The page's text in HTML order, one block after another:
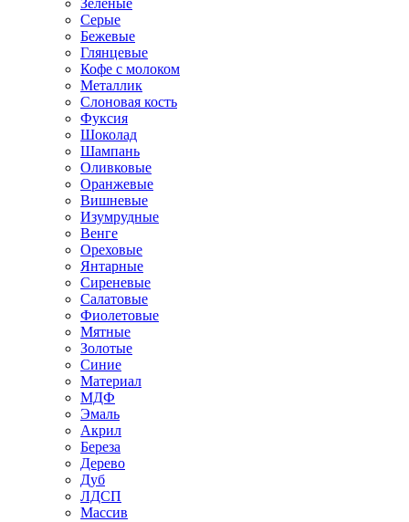
Зеленые
Серые
Бежевые
Глянцевые
Кофе с молоком
Металлик
Слоновая кость
Фуксия
Шоколад
Шампань
Оливковые
Оранжевые
Вишневые
Изумрудные
Венге
Ореховые
Янтарные
Сиреневые
Салатовые
Фиолетовые
Мятные
Золотые
Синие
Материал
МДФ
Эмаль
Акрил
Береза
Дерево
Дуб
ЛДСП
Массив